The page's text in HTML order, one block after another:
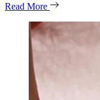
Read More